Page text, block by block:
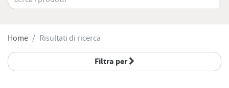
Home Risultati di ricerca
Filtra per